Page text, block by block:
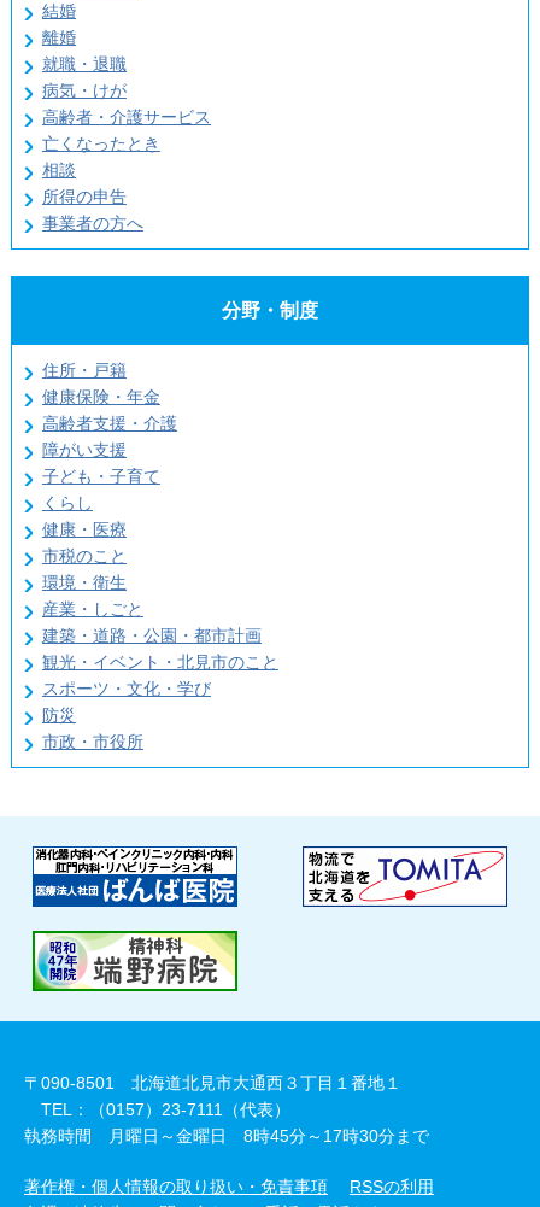
結婚
離婚
就職・退職
病気・けが
高齢者・介護サービス
亡くなったとき
相談
所得の申告
事業者の方へ
分野・制度
住所・戸籍
健康保険・年金
高齢者支援・介護
障がい支援
子ども・子育て
くらし
健康・医療
市税のこと
環境・衛生
産業・しごと
建築・道路・公園・都市計画
観光・イベント・北見市のこと
スポーツ・文化・学び
防災
市政・市役所
〒090-8501 北海道北見市大通西３丁目１番地１
TEL：（0157）23-7111（代表）
執務時間 月曜日～金曜日 8時45分～17時30分まで
著作権・個人情報の取り扱い・免責事項
RSSの利用